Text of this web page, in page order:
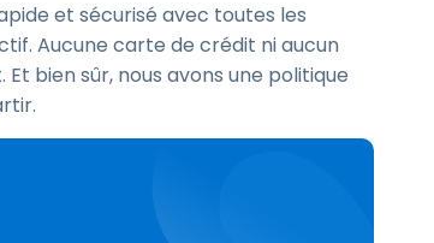
et sécurisé avec toutes les
Aucune carte de crédit ni aucun
bien sûr, nous avons une politique